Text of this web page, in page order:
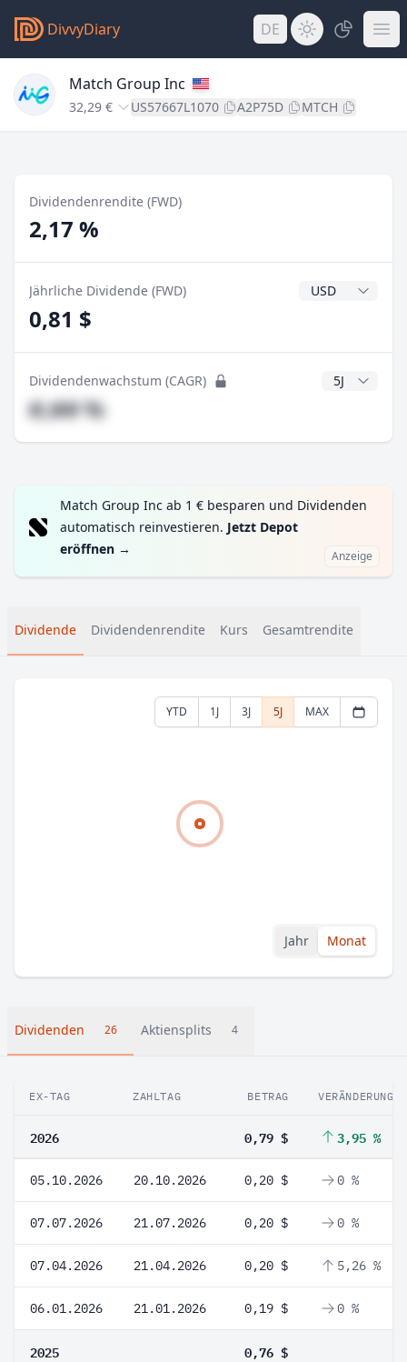
DivvyDiary DE
Match Group Inc
32,29 € US57667L1070 A2P75D MTCH
Dividendenrendite (FWD)
2,17 %
Jährliche Dividende (FWD)
0,81 $
Dividendenwachstum (CAGR) CAGR Jahre
#,## %
Match Group Inc ab 1 € besparen und Dividenden
automatisch reinvestieren. Jetzt Depot
eröffnen → Anzeige
Dividende Dividendenrendite Kurs Gesamtrendite
YTD 1J 3J 5J MAX
Jahr Monat
Dividenden 26 Aktiensplits 4
EX-TAG ZAHLTAG BETRAG VERÄNDERUNG
2026 0,79 $ 3,95 %
05.10.2026 20.10.2026 0,20 $ 0 %
07.07.2026 21.07.2026 0,20 $ 0 %
07.04.2026 21.04.2026 0,20 $ 5,26 %
06.01.2026 21.01.2026 0,19 $ 0 %
2025 0,76 $